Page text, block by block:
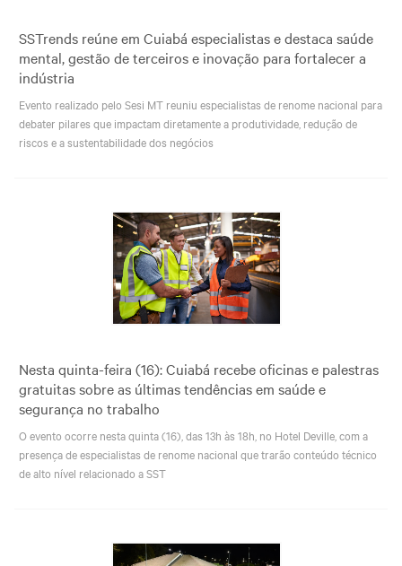
SSTrends reúne em Cuiabá especialistas e destaca saúde
mental, gestão de terceiros e inovação para fortalecer a
indústria
Evento realizado pelo Sesi MT reuniu especialistas de renome nacional para
debater pilares que impactam diretamente a produtividade, redução de
riscos e a sustentabilidade dos negócios
Nesta quinta-feira (16): Cuiabá recebe oficinas e palestras
gratuitas sobre as últimas tendências em saúde e
segurança no trabalho
O evento ocorre nesta quinta (16), das 13h às 18h, no Hotel Deville, com a
presença de especialistas de renome nacional que trarão conteúdo técnico
de alto nível relacionado a SST